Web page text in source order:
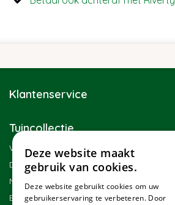
Klantenservice
Tuincollectie
Winkel
Duurzaamheid
Nieuwsbrief
Blog
Deze website maakt
gebruik van cookies.
Deze website gebruikt cookies om uw
gebruikerservaring te verbeteren. Door